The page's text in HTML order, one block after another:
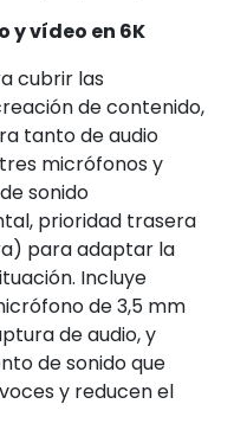
y vídeo en 6K
cubrir las
de contenido,
tanto de audio
micrófonos y
sonido
prioridad trasera
para adaptar la
Incluye
de 3,5 mm
de audio, y
de sonido que
y reducen el